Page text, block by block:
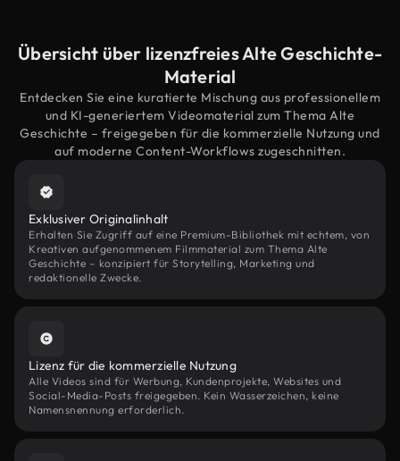
Übersicht über lizenzfreies Alte Geschichte-
Material
Entdecken Sie eine kuratierte Mischung aus professionellem
und KI-generiertem Videomaterial zum Thema Alte
Geschichte – freigegeben für die kommerzielle Nutzung und
auf moderne Content-Workflows zugeschnitten.
Exklusiver Originalinhalt
Erhalten Sie Zugriff auf eine Premium-Bibliothek mit echtem, von
Kreativen aufgenommenem Filmmaterial zum Thema Alte
Geschichte – konzipiert für Storytelling, Marketing und
redaktionelle Zwecke.
Lizenz für die kommerzielle Nutzung
Alle Videos sind für Werbung, Kundenprojekte, Websites und
Social-Media-Posts freigegeben. Kein Wasserzeichen, keine
Namensnennung erforderlich.